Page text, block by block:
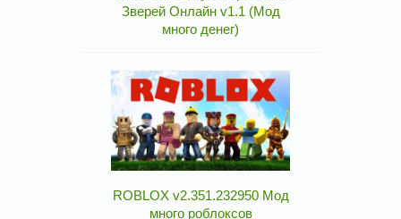
Зверей Онлайн v1.1 (Мод
много денег)
ROBLOX v2.351.232950 Мод
много роблоксов